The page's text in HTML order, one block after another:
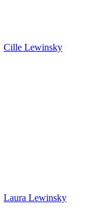
Cille Lewinsky
Laura Lewinsky